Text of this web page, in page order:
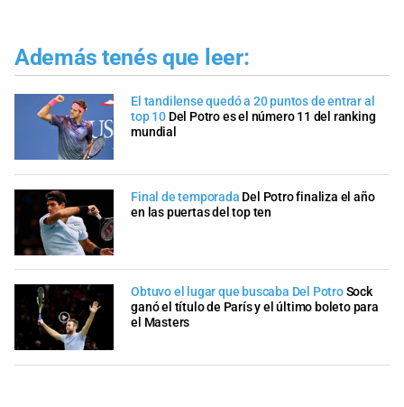
Además tenés que leer:
El tandilense quedó a 20 puntos de entrar al
top 10 Del Potro es el número 11 del ranking
mundial
Final de temporada Del Potro finaliza el año
en las puertas del top ten
Obtuvo el lugar que buscaba Del PotroSock
ganó el título de París y el último boleto para
el Masters